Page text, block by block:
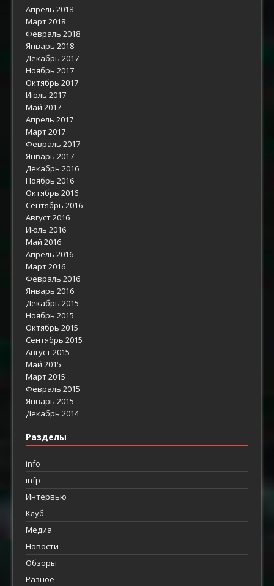
Апрель 2018
Март 2018
Февраль 2018
Январь 2018
Декабрь 2017
Ноябрь 2017
Октябрь 2017
Июль 2017
Май 2017
Апрель 2017
Март 2017
Февраль 2017
Январь 2017
Декабрь 2016
Ноябрь 2016
Октябрь 2016
Сентябрь 2016
Август 2016
Июль 2016
Май 2016
Апрель 2016
Март 2016
Февраль 2016
Январь 2016
Декабрь 2015
Ноябрь 2015
Октябрь 2015
Сентябрь 2015
Август 2015
Май 2015
Март 2015
Февраль 2015
Январь 2015
Декабрь 2014
Разделы
info
infp
Интервью
Клуб
Медиа
Новости
Обзоры
Разное